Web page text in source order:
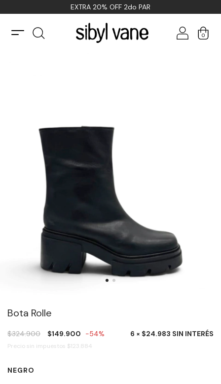
EXTRA 20% OFF 2do PAR
0
Bota Rolle
$324.900 $149.900 -54% 6 × $24.983 SIN INTERÉS
Precio sin impuestos $123.884
NEGRO